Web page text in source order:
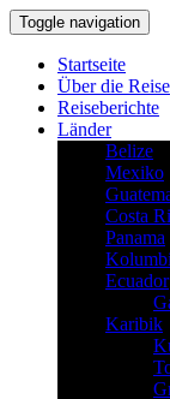
Toggle navigation
Startseite
Über die Reise
Reiseberichte
Länder
Belize
Mexiko
Costa
Panama
Ecuador
Karibik